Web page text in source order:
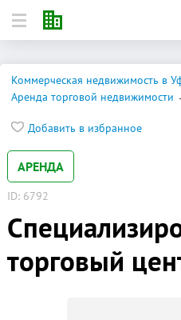
Коммерческая недвижимость в
Аренда торговой недвижимости
Добавить в избранное
АРЕНДА
ID: 6792
торговый